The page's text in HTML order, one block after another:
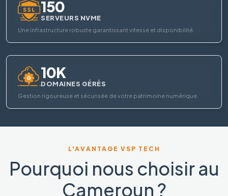
150
SERVEURS NVME
Une infrastructure robuste garantissant vitesse et disponibilité.
10K
DOMAINES GÉRÉS
Gestion rigoureuse et sécurisée de votre patrimoine numérique.
L'AVANTAGE VSP TECH
Pourquoi nous choisir au
Cameroun ?